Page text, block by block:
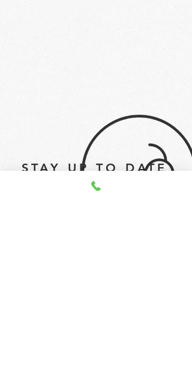
STAY UP TO DATE